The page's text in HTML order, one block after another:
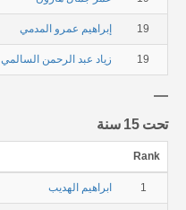
19 إبراهيم عمرو المدمي
19 زياد عبد الرحمن السالمي
تحت 15 سنة
Rank
1 ابراهيم الهديب